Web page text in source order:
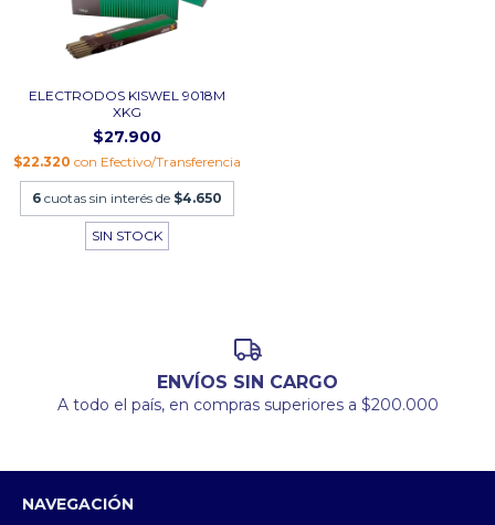
ELECTRODOS KISWEL 9018M
XKG
$27.900
$22.320 con Efectivo/Transferencia
6 cuotas sin interés de $4.650
SIN STOCK
ENVÍOS SIN CARGO
A todo el país, en compras superiores a $200.000
NAVEGACIÓN